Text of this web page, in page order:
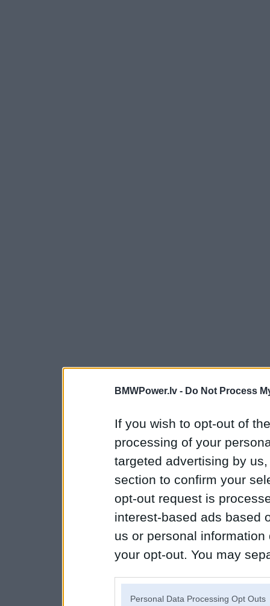
BMWPower.lv - Do Not Process
If you wish to opt-out of
processing of your
targeted advertising by
section to confirm your
opt-out request is
interest-based ads based
us or personal
your opt-out. You may
Personal Data Processing Opt Outs